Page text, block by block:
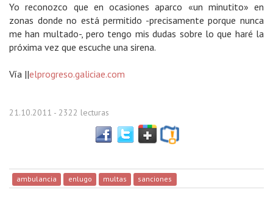
Yo reconozco que en ocasiones aparco «un minutito» en
zonas donde no está permitido -precisamente porque nunca
me han multado-, pero tengo mis dudas sobre lo que haré la
próxima vez que escuche una sirena.
Vía ||elprogreso.galiciae.com
21.10.2011 - 2322 lecturas
ambulancia enlugo multas sanciones